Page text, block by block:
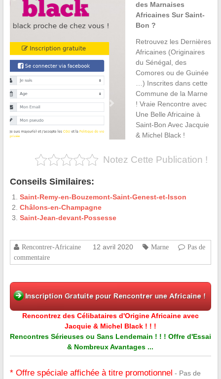
des Marnaises
Africaines Sur Saint-
Bon ?
Retrouvez les Dernières
Africaines (Originaires
du Sénégal, des
Comores ou de Guinée
…) Inscrites dans cette
Commune de la Marne
! Vraie Rencontre avec
Une Belle Africaine à
Saint-Bon Avec Jacquie
& Michel Black !
Notez Cette Publication !
Conseils Similaires:
Saint-Remy-en-Bouzemont-Saint-Genest-et-Isson
Châlons-en-Champagne
Saint-Jean-devant-Possesse
Rencontrer-Africaine 12 avril 2020 Marne
Pas de
commentaire
Rencontrez des Célibataires d'Origine Africaine avec
Jacquie & Michel Black ! ! !
Rencontres Sérieuses ou Sans Lendemain ! ! ! Offre d'Essai
& Nombreux Avantages ...
* Offre spéciale affichée à titre promotionnel - Pas de